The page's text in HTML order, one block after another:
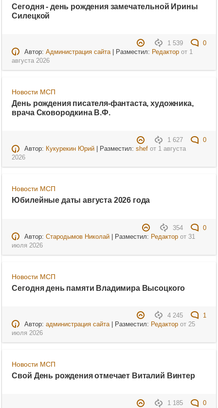
Сегодня - день рождения замечательной Ирины
Силецкой
1 539
0
Автор: Администрация сайта| Разместил: Редакторот 1
августа 2026
Новости МСП
День рождения писателя-фантаста, художника,
врача Сковородкина В.Ф.
1 627
0
Автор: Кукурекин Юрий| Разместил: shefот 1 августа
2026
Новости МСП
Юбилейные даты августа 2026 года
354
0
Автор: Стародымов Николай| Разместил: Редакторот 31
июля 2026
Новости МСП
Сегодня день памяти Владимира Высоцкого
4 245
1
Автор: администрация сайта| Разместил: Редакторот 25
июля 2026
Новости МСП
Свой День рождения отмечает Виталий Винтер
1 185 0